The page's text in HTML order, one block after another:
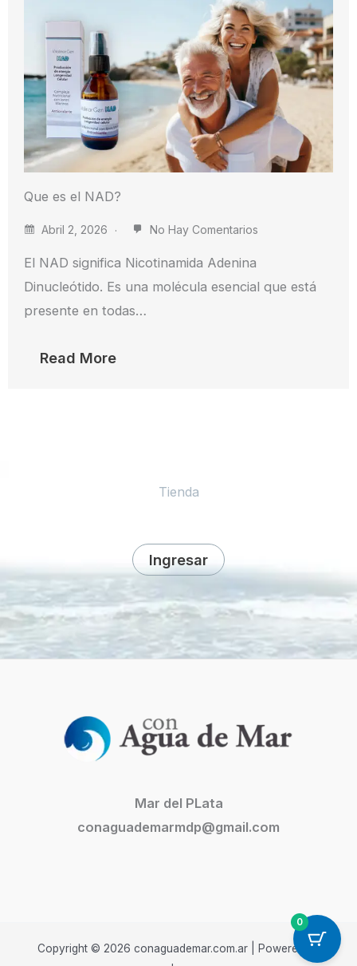
Que es el NAD?
Abril 2, 2026 No Hay Comentarios
El NAD significa Nicotinamida Adenina
Dinucleótido. Es una molécula esencial que está
presente en todas…
Read More
Tienda
Ingresar
Mar del PLata
conaguademarmdp@gmail.com
Copyright © 2026 conaguademar.com.ar | Powered by
0